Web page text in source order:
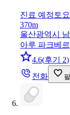
진료 예정 토
370m
울산광역시
아루 파크베
4.6(후기 2)
전화